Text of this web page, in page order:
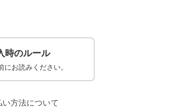
時のルール
にお読みください。
い方法について